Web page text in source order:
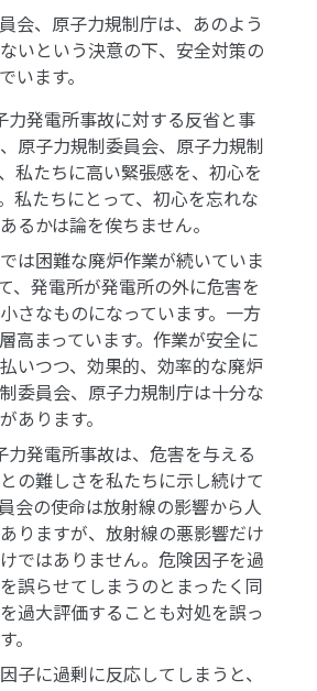
会、原子力規制庁は、あのよう
いという決意の下、安全対策の
います。
力発電所事故に対する反省と事
原子力規制委員会、原子力規制
私たちに高い緊張感を、初心を
私たちにとって、初心を忘れな
るかは論を俟ちません。
は困難な廃炉作業が続いていま
、発電所が発電所の外に危害を
さなものになっています。一方
高まっています。作業が安全に
いつつ、効果的、効率的な廃炉
委員会、原子力規制庁は十分な
あります。
力発電所事故は、危害を与える
の難しさを私たちに示し続けて
会の使命は放射線の影響から人
りますが、放射線の悪影響だけ
ではありません。危険因子を過
誤らせてしまうのとまったく同
過大評価することも対処を誤っ
。
子に過剰に反応してしまうと、